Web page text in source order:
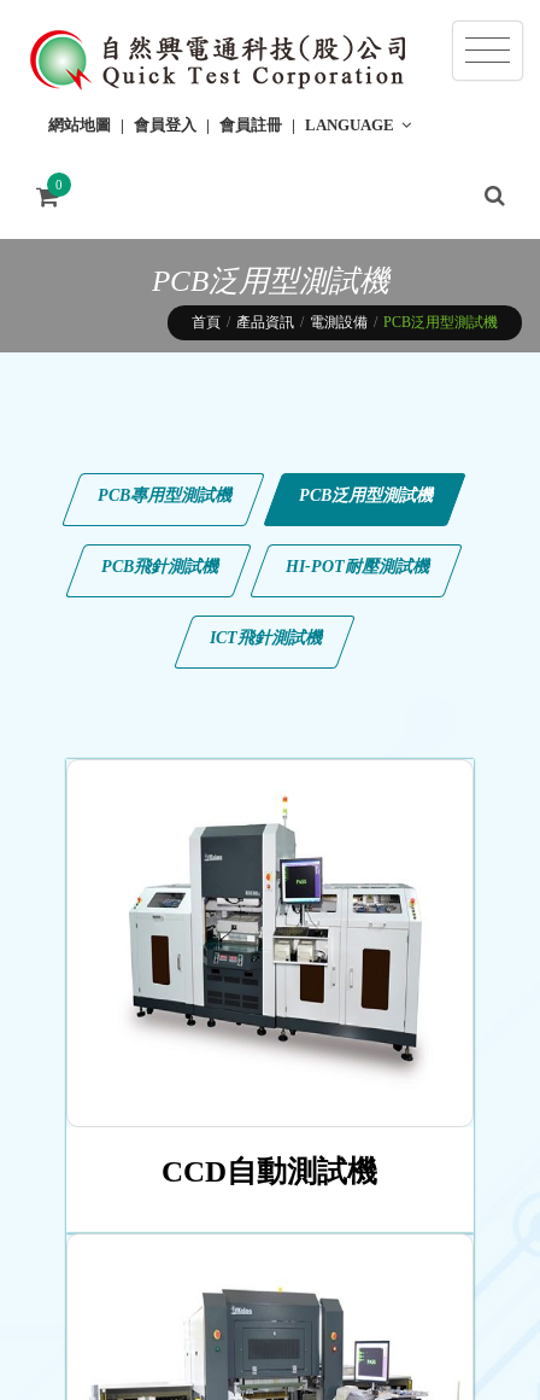
網站地圖 會員登入 會員註冊 LANGUAGE
0
PCB泛用型測試機
首頁 產品資訊 電測設備 PCB泛用型測試機
PCB專用型測試機 PCB泛用型測試機
PCB飛針測試機 HI-POT耐壓測試機
ICT飛針測試機
CCD自動測試機